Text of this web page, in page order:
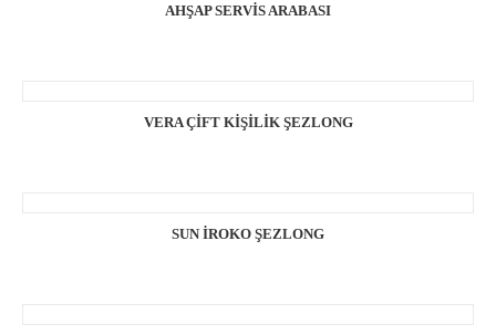
AHŞAP SERVİS ARABASI
VERA ÇİFT KİŞİLİK ŞEZLONG
SUN İROKO ŞEZLONG